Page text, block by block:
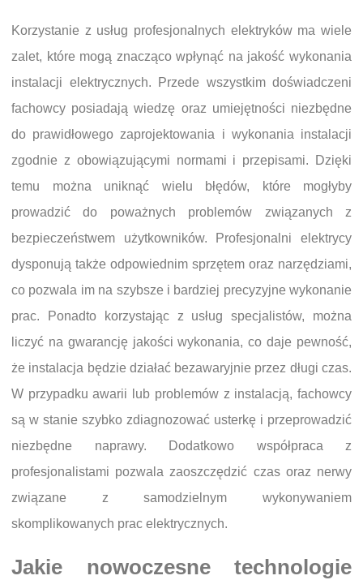
Korzystanie z usług profesjonalnych elektryków ma wiele
zalet, które mogą znacząco wpłynąć na jakość wykonania
instalacji elektrycznych. Przede wszystkim doświadczeni
fachowcy posiadają wiedzę oraz umiejętności niezbędne
do prawidłowego zaprojektowania i wykonania instalacji
zgodnie z obowiązującymi normami i przepisami. Dzięki
temu można uniknąć wielu błędów, które mogłyby
prowadzić do poważnych problemów związanych z
bezpieczeństwem użytkowników. Profesjonalni elektrycy
dysponują także odpowiednim sprzętem oraz narzędziami,
co pozwala im na szybsze i bardziej precyzyjne wykonanie
prac. Ponadto korzystając z usług specjalistów, można
liczyć na gwarancję jakości wykonania, co daje pewność,
że instalacja będzie działać bezawaryjnie przez długi czas.
W przypadku awarii lub problemów z instalacją, fachowcy
są w stanie szybko zdiagnozować usterkę i przeprowadzić
niezbędne naprawy. Dodatkowo współpraca z
profesjonalistami pozwala zaoszczędzić czas oraz nerwy
związane z samodzielnym wykonywaniem
skomplikowanych prac elektrycznych.
Jakie nowoczesne technologie